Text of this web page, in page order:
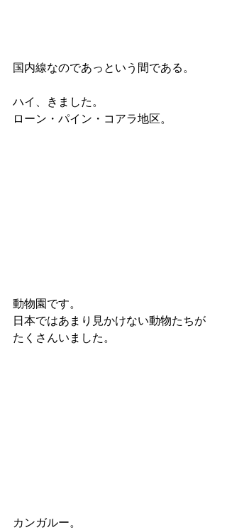
国内線なのであっという間である。
ハイ、きました。
ローン・パイン・コアラ地区。
動物園です。
日本ではあまり見かけない動物たちが
たくさんいました。
カンガルー。